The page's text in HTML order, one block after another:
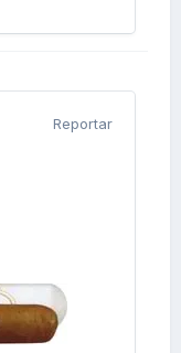
Reportar